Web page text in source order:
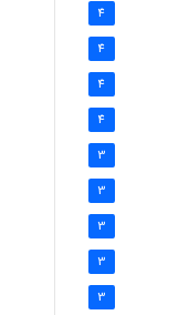
4
4
4
4
3
3
3
3
3